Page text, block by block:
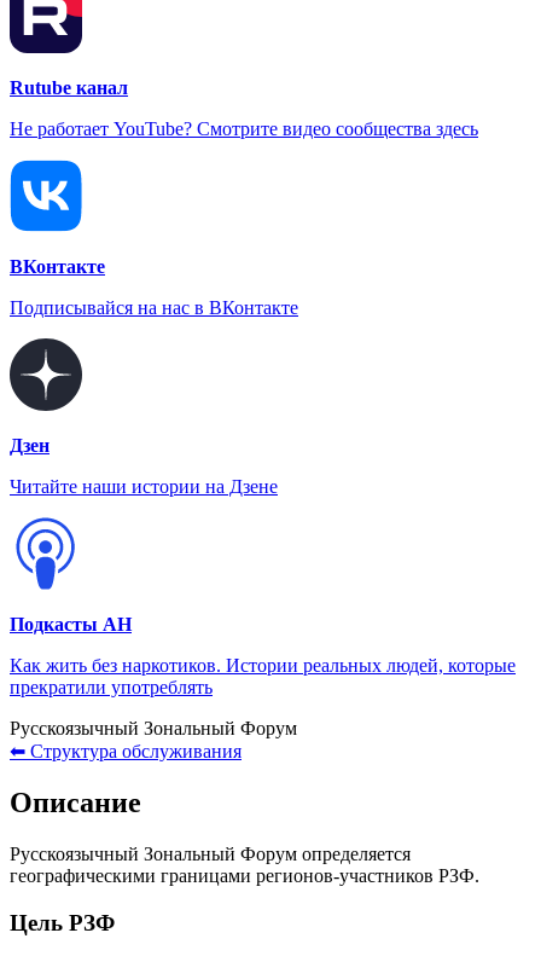
Rutube канал
Не работает YouTube? Смотрите видео сообщества здесь
ВКонтакте
Подписывайся на нас в ВКонтакте
Дзен
Читайте наши истории на Дзене
Подкасты АН
Как жить без наркотиков. Истории реальных людей, которые
прекратили употреблять
Русскоязычный Зональный Форум
⬅ Структура обслуживания
Описание
Русскоязычный Зональный Форум определяется
географическими границами регионов-участников РЗФ.
Цель РЗФ